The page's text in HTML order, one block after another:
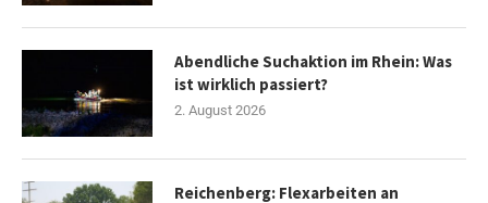
Abendliche Suchaktion im Rhein: Was
ist wirklich passiert?
2. August 2026
Reichenberg: Flexarbeiten an